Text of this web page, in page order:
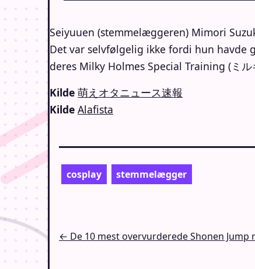
Seiyuuen (stemmelæggeren) Mimori
Det var selvfølgelig ikke fordi hun
deres Milky Holmes Special Training (ミ
Kilde 萌えオタニュース速報
Kilde Alafista
cosplay stemmelægger
Indlægsnavigation
← De 10 mest overvurderede Shonen Jump